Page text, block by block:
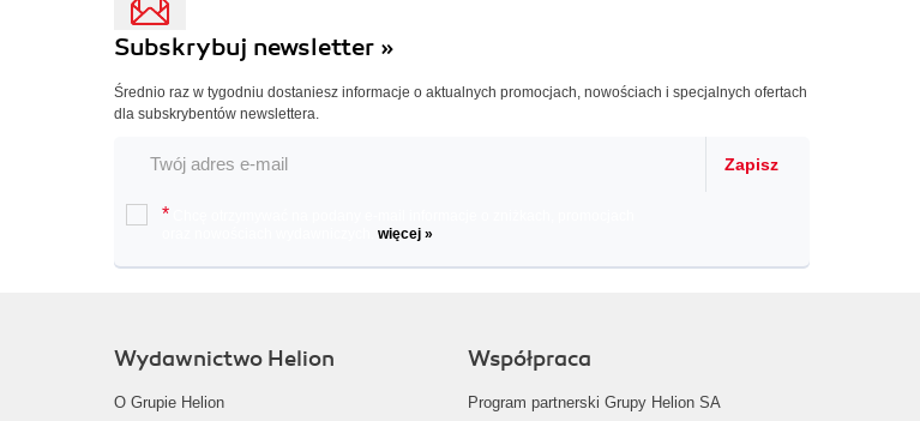
Subskrybuj newsletter »
Średnio raz w tygodniu dostaniesz informacje o aktualnych promocjach, nowościach i specjalnych ofertach
dla subskrybentów newslettera.
Zapisz
*
więcej »
Wydawnictwo Helion
O Grupie Helion
Współpraca
Program partnerski Grupy Helion SA